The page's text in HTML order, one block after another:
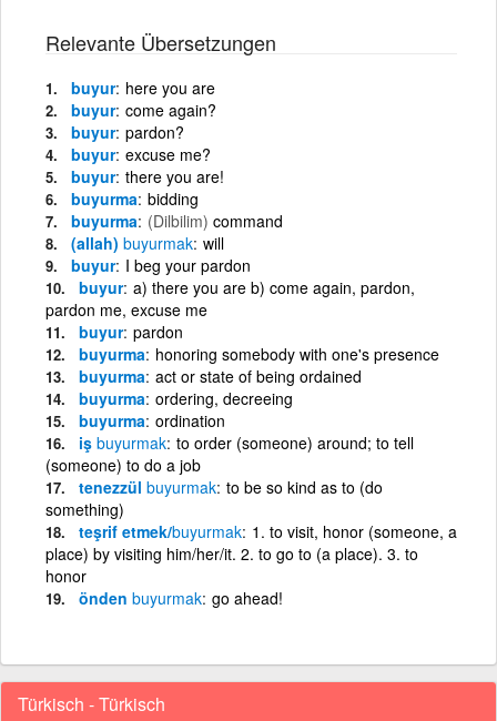
Relevante Übersetzungen
buyur here you are
buyur come again?
buyur pardon?
buyur excuse me?
buyur there you are!
buyurma bidding
buyurma (Dilbilim) command
(allah) buyurmak will
buyur I beg your pardon
buyur a) there you are b) come again, pardon,
pardon me, excuse me
buyur pardon
buyurma honoring somebody with one's presence
buyurma act or state of being ordained
buyurma ordering, decreeing
buyurma ordination
iş buyurmak to order (someone) around; to tell
(someone) to do a job
tenezzül buyurmak to be so kind as to (do
something)
teşrif etmek/buyurmak 1. to visit, honor (someone, a
place) by visiting him/her/it. 2. to go to (a place). 3. to
honor
önden buyurmak go ahead!
Türkisch - Türkisch